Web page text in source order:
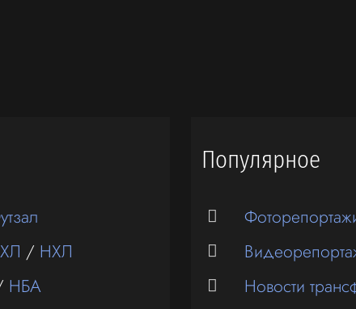
/ НХЛ
НБА
Популярное
Новости